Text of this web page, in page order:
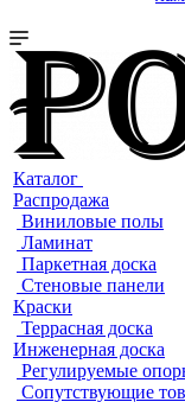
Каталог
Распродажа
Виниловые полы
Ламинат
Паркетная доска
Стеновые панели
Краски
Террасная доска
Инженерная доска
Регулируемые
Сопутствующие